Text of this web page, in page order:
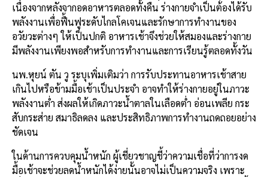
เนื่องจากหลังจากอดอาหารตลอดทั้งคืน ร่างกายจำเป็นต้องได้รับ
พลังงานเพื่อฟื้นฟูระดับไกลโคเจนและรักษาการทำงานของ
อวัยวะต่างๆ ให้เป็นปกติ อาหารเช้าจึงช่วยให้สมองและร่างกาย
มีพลังงานเพียงพอสำหรับการทำงานและการเรียนรู้ตลอดทั้งวัน
นพ.หุยน์ ตัน วู ระบุเพิ่มเติมว่า การรับประทานอาหารเช้าสาย
เกินไปหรือข้ามมื้อเช้าเป็นประจำ อาจทำให้ร่างกายอยู่ในภาวะ
พลังงานต่ำ ส่งผลให้เกิดภาวะน้ำตาลในเลือดต่ำ อ่อนเพลีย กระ
สับกระส่าย สมาธิลดลง และประสิทธิภาพการทำงานถดถอยอย่าง
ชัดเจน
ในด้านการควบคุมน้ำหนัก ผู้เชี่ยวชาญชี้ว่าความเชื่อที่ว่าการงด
มื้อเช้าจะช่วยลดน้ำหนักได้ง่ายนั้นอาจไม่เป็นความจริง เพราะ